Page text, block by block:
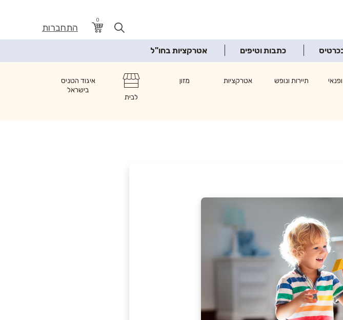
0
התחברות
כתבות וטיפים אטרקציות בחו"ל
תיירות ונופש אטרקציות
מזון
לבית
איגוד הטניס
בישראל